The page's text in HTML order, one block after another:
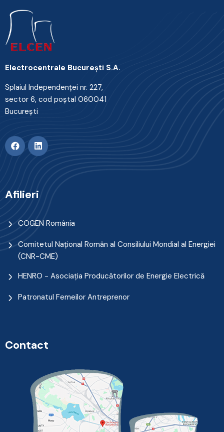
Electrocentrale Bucureşti S.A.
Splaiul Independenţei nr. 227,
sector 6, cod poştal 060041
Bucureşti
Afilieri
COGEN România
Comitetul Naţional Român al Consiliului Mondial al Energiei
(CNR-CME)
HENRO - Asociația Producătorilor de Energie Electrică
Patronatul Femeilor Antreprenor
Contact